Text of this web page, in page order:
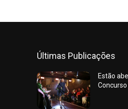
Últimas Publicações
Estão